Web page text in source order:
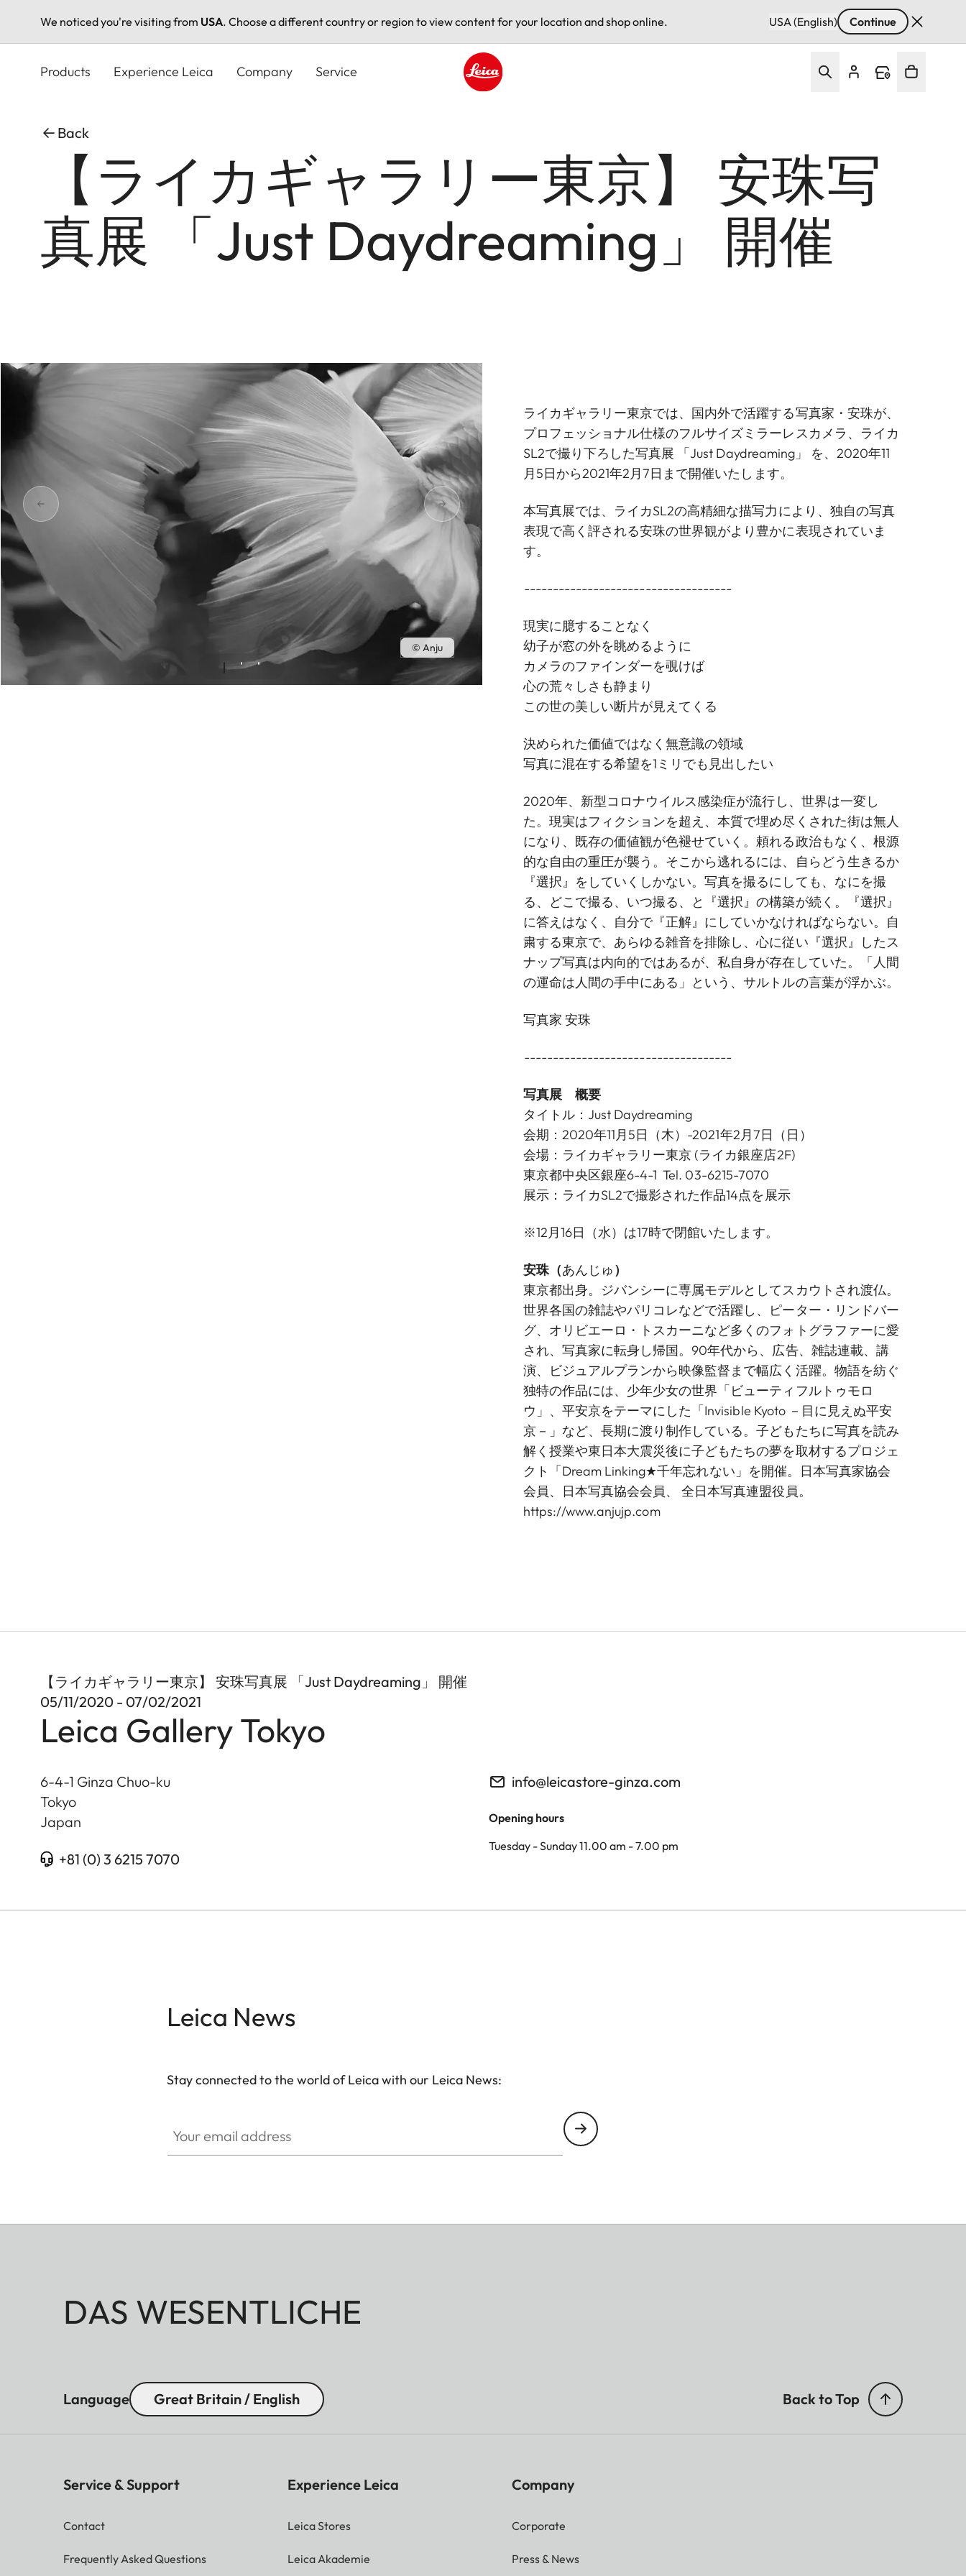
We noticed you're visiting from USA. Choose a different country or region to view content for your location and shop online. USA (English) Continue
Products Experience Leica Company Service
Back
【ライカギャラリー東京】 安珠写
真展 「Just Daydreaming」 開催
© Anju
ライカギャラリー東京では、国内外で活躍する写真家・安珠が、
プロフェッショナル仕様のフルサイズミラーレスカメラ、ライカ
SL2で撮り下ろした写真展 「Just Daydreaming」 を、2020年11
月5日から2021年2月7日まで開催いたします。
本写真展では、ライカSL2の高精細な描写力により、独自の写真
表現で高く評される安珠の世界観がより豊かに表現されていま
す。
------------------------------------
現実に臆することなく
幼子が窓の外を眺めるように
カメラのファインダーを覗けば
心の荒々しさも静まり
この世の美しい断片が見えてくる
決められた価値ではなく無意識の領域
写真に混在する希望を1ミリでも見出したい
2020年、新型コロナウイルス感染症が流行し、世界は一変し
た。現実はフィクションを超え、本質で埋め尽くされた街は無人
になり、既存の価値観が色褪せていく。頼れる政治もなく、根源
的な自由の重圧が襲う。そこから逃れるには、自らどう生きるか
『選択』をしていくしかない。写真を撮るにしても、なにを撮
る、どこで撮る、いつ撮る、と『選択』の構築が続く。『選択』
に答えはなく、自分で『正解』にしていかなければならない。自
粛する東京で、あらゆる雑音を排除し、心に従い『選択』したス
ナップ写真は内向的ではあるが、私自身が存在していた。「人間
の運命は人間の手中にある」という、サルトルの言葉が浮かぶ。
写真家 安珠
------------------------------------
写真展 概要
タイトル：Just Daydreaming
会期：2020年11月5日（木）-2021年2月7日（日）
会場：ライカギャラリー東京 (ライカ銀座店2F)
東京都中央区銀座6-4-1 Tel. 03-6215-7070
展示：ライカSL2で撮影された作品14点を展示
※12月16日（水）は17時で閉館いたします。
安珠 （あんじゅ）
東京都出身。ジバンシーに専属モデルとしてスカウトされ渡仏。
世界各国の雑誌やパリコレなどで活躍し、ピーター・リンドバー
グ、オリビエーロ・トスカーニなど多くのフォトグラファーに愛
され、写真家に転身し帰国。90年代から、広告、雑誌連載、講
演、ビジュアルプランから映像監督まで幅広く活躍。物語を紡ぐ
独特の作品には、少年少女の世界「ビューティフルトゥモロ
ウ」、平安京をテーマにした「Invisible Kyoto －目に見えぬ平安
京－」など、長期に渡り制作している。子どもたちに写真を読み
解く授業や東日本大震災後に子どもたちの夢を取材するプロジェ
クト「Dream Linking★千年忘れない」を開催。日本写真家協会
会員、日本写真協会会員、 全日本写真連盟役員。
https://www.anjujp.com
【ライカギャラリー東京】 安珠写真展 「Just Daydreaming」 開催
05/11/2020 - 07/02/2021
Leica Gallery Tokyo
6-4-1 Ginza Chuo-ku
Tokyo
Japan
+81 (0) 3 6215 7070
info@leicastore-ginza.com
Opening hours
Tuesday - Sunday 11.00 am - 7.00 pm
Leica News
Stay connected to the world of Leica with our Leica News:
DAS WESENTLICHE
Language Great Britain / English Back to Top
Service & Support
Contact
Frequently Asked Questions
Experience Leica
Leica Stores
Leica Akademie
Company
Corporate
Press & News